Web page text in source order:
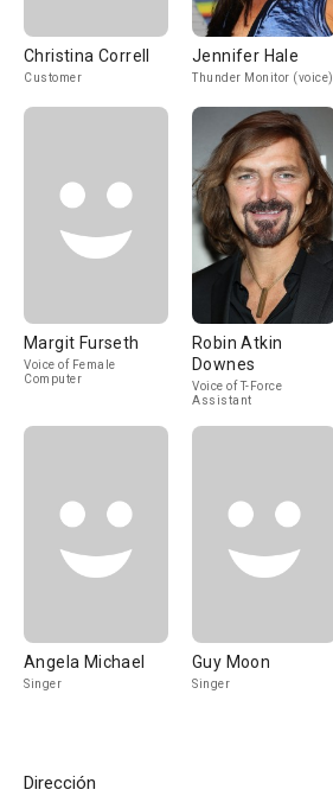
Christina Correll
Customer
Jennifer Hale
Thunder Monitor (voice)
Margit Furseth
Voice of Female
Computer
Robin Atkin
Downes
Voice of T-Force
Assistant
Angela Michael
Singer
Guy Moon
Singer
Dirección